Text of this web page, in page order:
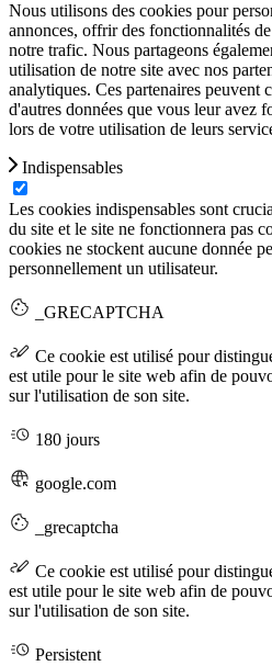
Nous utilisons des cookies pour
annonces, offrir des fonctionnalités
notre trafic. Nous partageons
utilisation de notre site avec nos
analytiques. Ces partenaires peuvent
d'autres données que vous leur avez
lors de votre utilisation de leurs
Indispensables
Les cookies indispensables sont
du site et le site ne fonctionnera pas
cookies ne stockent aucune donnée
personnellement un utilisateur.
_GRECAPTCHA
Ce cookie est utilisé pour
est utile pour le site web afin de
sur l'utilisation de son site.
180 jours
google.com
_grecaptcha
Ce cookie est utilisé pour
est utile pour le site web afin de
sur l'utilisation de son site.
Persistent